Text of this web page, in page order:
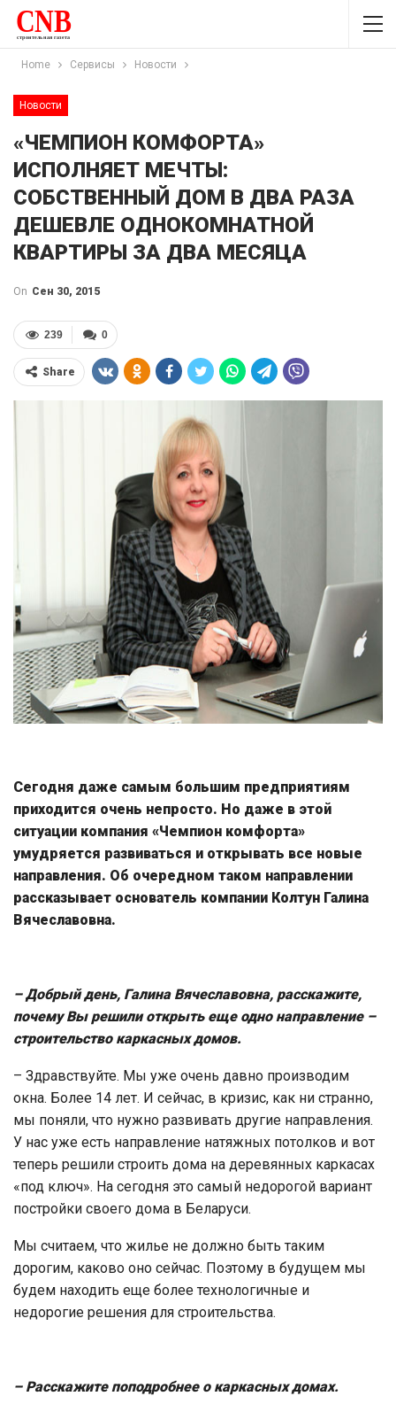
Home Сервисы Новости
Новости
«ЧЕМПИОН КОМФОРТА»
ИСПОЛНЯЕТ МЕЧТЫ:
СОБСТВЕННЫЙ ДОМ В ДВА РАЗА
ДЕШЕВЛЕ ОДНОКОМНАТНОЙ
КВАРТИРЫ ЗА ДВА МЕСЯЦА
On Сен 30, 2015
0
239
Share
Сегодня даже самым большим предприятиям
приходится очень непросто. Но даже в этой
ситуации компания «Чемпион комфорта»
умудряется развиваться и открывать все новые
направления. Об очередном таком направлении
рассказывает основатель компании Колтун Галина
Вячеславовна.
– Добрый день, Галина Вячеславовна, расскажите,
почему Вы решили открыть еще одно направление –
строительство каркасных домов.
– Здравствуйте. Мы уже очень давно производим
окна. Более 14 лет. И сейчас, в кризис, как ни странно,
мы поняли, что нужно развивать другие направления.
У нас уже есть направление натяжных потолков и вот
теперь решили строить дома на деревянных каркасах
«под ключ». На сегодня это самый недорогой вариант
постройки своего дома в Беларуси.
Мы считаем, что жилье не должно быть таким
дорогим, каково оно сейчас. Поэтому в будущем мы
будем находить еще более технологичные и
недорогие решения для строительства.
– Расскажите поподробнее о каркасных домах.